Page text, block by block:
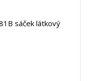
sáček látkový